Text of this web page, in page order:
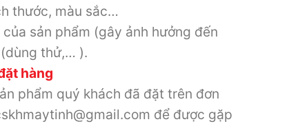
thước, màu sắc…
sản phẩm (gây ảnh hưởng đến
thử,… ).
hàng
phẩm quý khách đã đặt trên đơn
để được gặp